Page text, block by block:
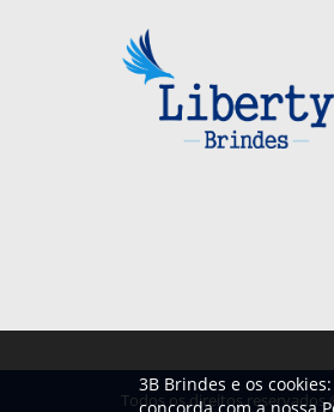
Todos os direitos reservados
3B Brindes e os